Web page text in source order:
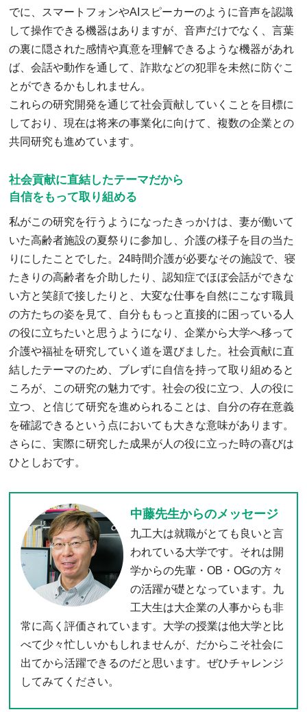
でに、スマートフォンやAIスピーカーのように音声を認識
して操作できる機器はありますが、音声だけでなく、言葉
の裏に隠された感情や真意を理解できるような機器があれ
ば、会話や動作を通して、詐欺などの犯罪を未然に防ぐこ
とができるかもしれません。
これらの研究開発を通じて社会貢献していくことを目標に
しており、現在は将来の事業化に向けて、複数の企業との
共同研究も進めています。
社会貢献に直結したテーマだから
自信をもって取り組める
私がこの研究を行うようになったきっかけは、妻が働いて
いた高齢者施設の夏祭りに参加し、介護の様子を目の当た
りにしたことでした。24時間介護が必要なその施設で、寝
たきりの高齢者を介助したり、認知症でほぼ会話ができな
い方と笑顔で接したりと、大変な仕事を自然にこなす職員
の方たちの姿を見て、自分ももっと直接的に困っている人
の役に立ちたいと思うようになり、企業から大学へ移って
介護や福祉を研究していく道を選びました。社会貢献に直
結したテーマのため、ブレずに自信を持って取り組めると
ころが、この研究の魅力です。社会の役に立つ、人の役に
立つ、と信じて研究を進められることは、自分の存在意義
を確認できるという点においても大きな意味があります。
さらに、実際に研究した成果が人の役に立った時の喜びは
ひとしおです。
中藤先生からのメッセージ
九工大は就職がとても良いと言
われている大学です。それは開
学からの先輩・OB・OGの方々
の活躍が礎となっています。九
工大生は大企業の人事からも非
常に高く評価されています。大学の授業は他大学と比
べて少々忙しいかもしれませんが、だからこそ社会に
出てから活躍できるのだと思います。ぜひチャレンジ
してみてください。